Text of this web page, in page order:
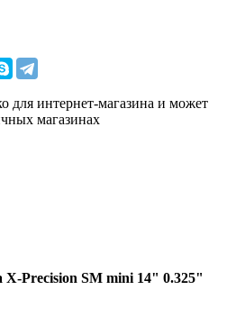
для интернет-магазина и может
магазинах
X-Precision SM mini 14" 0.325"